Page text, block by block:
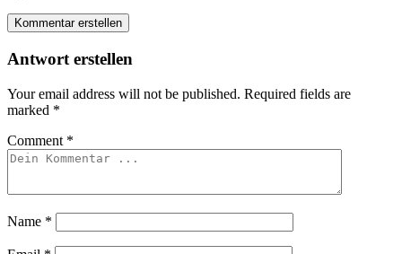
Kommentar erstellen
Antwort erstellen
Your email address will not be published. Required fields are
marked *
Comment *
Name *